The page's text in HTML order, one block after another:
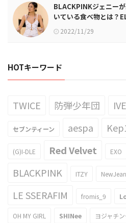
BLACKPINKジェニー
いている食べ物とは？
2022/11/29
HOTキーワード
TWICE 防弾少年団 IVE
セブンティーン aespa
(G)I-DLE Red Velvet EXO
BLACKPINK ITZY
LE SSERAFIM fromis_9
OH MY GIRL SHINee ヨジャチ